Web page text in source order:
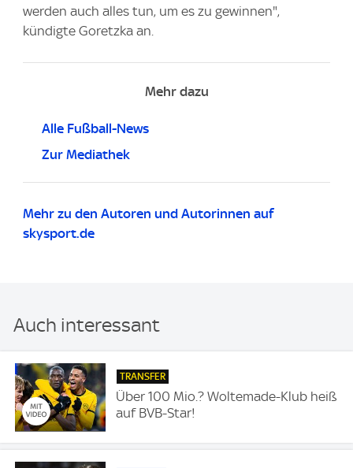
werden auch alles tun, um es zu gewinnen",
kündigte Goretzka an.
Mehr dazu
Alle Fußball-News
Zur Mediathek
Mehr zu den Autoren und Autorinnen auf
skysport.de
Auch interessant
TRANSFER
Über 100 Mio.? Woltemade-Klub heiß
auf BVB-Star!